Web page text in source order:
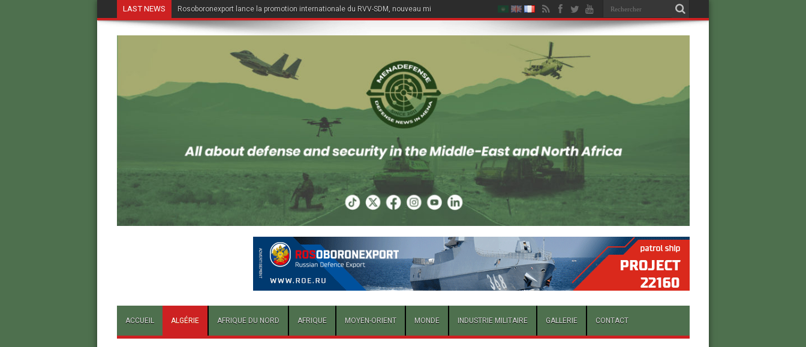
LAST NEWS Rosoboronexport lance la promotion internationale du RVV-SDM, nouveau missile air-air du Su-57E
ACCUEIL ALGÉRIE AFRIQUE DU NORD AFRIQUE MOYEN-ORIENT MONDE INDUSTRIE MILITAIRE GALLERIE CONTACT